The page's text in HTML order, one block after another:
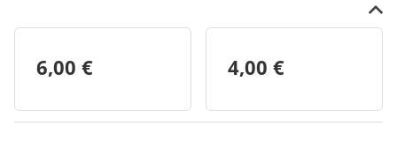
6,00 € 4,00 €